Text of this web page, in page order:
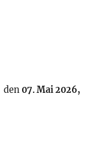
den 07. Mai 2026,